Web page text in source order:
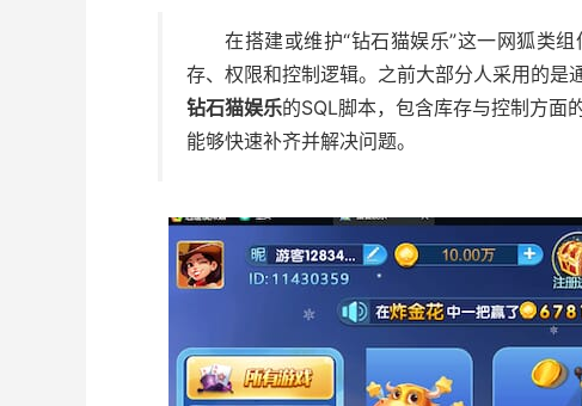
在搭建或维护“钻石猫娱乐”这一网狐类
存、权限和控制逻辑。之前大部分人采用的是
钻石猫娱乐的SQL脚本，包含库存与控制方面
能够快速补齐并解决问题。